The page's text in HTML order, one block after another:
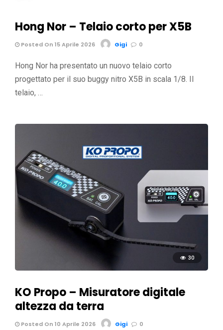
Hong Nor – Telaio corto per X5B
Posted On 15 Aprile 2026 Gigi 0
Hong Nor ha presentato un nuovo telaio corto
progettato per il suo buggy nitro X5B in scala 1/8. Il
telaio, …
30
KO Propo – Misuratore digitale
altezza da terra
Posted On 10 Aprile 2026 Gigi 0